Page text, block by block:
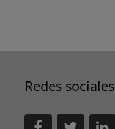
Redes sociales